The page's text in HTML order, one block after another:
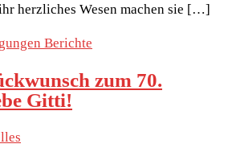
herzliches Wesen machen sie […]
Berichte
zum 70.
Gitti!